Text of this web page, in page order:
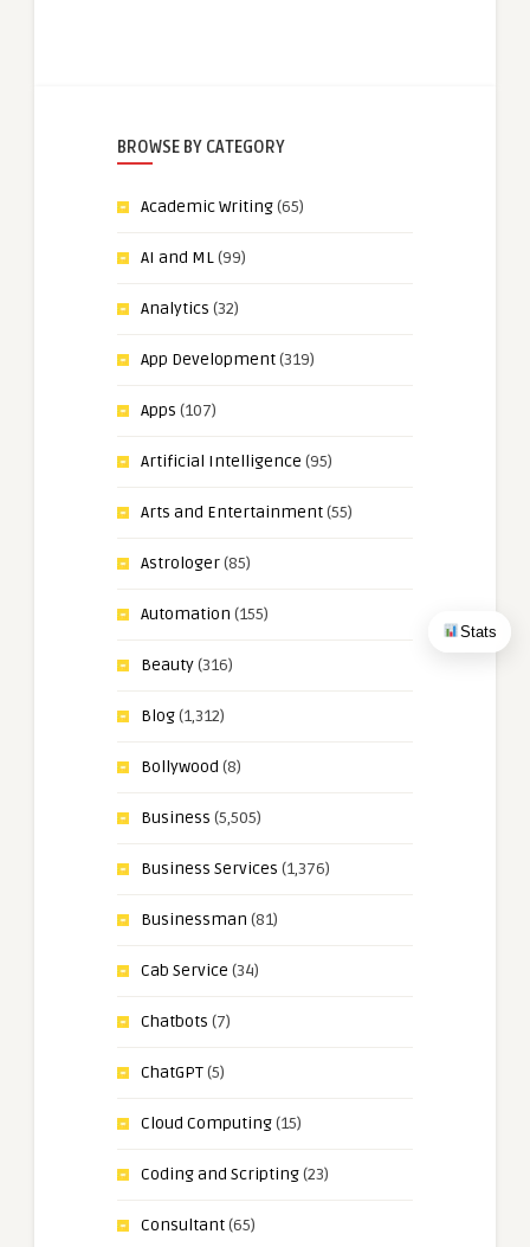
Stats
BROWSE BY CATEGORY
Academic Writing(65)
AI and ML(99)
Analytics (32)
App Development(319)
Apps (107)
Artificial Intelligence (95)
Arts and Entertainment(55)
Astrologer(85)
Automation (155)
Beauty(316)
Blog(1,312)
Bollywood (8)
Business (5,505)
Business Services (1,376)
Businessman (81)
Cab Service (34)
Chatbots (7)
ChatGPT(5)
Cloud Computing(15)
Coding and Scripting(23)
Consultant(65)